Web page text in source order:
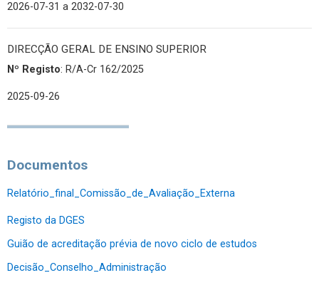
2026-07-31 a 2032-07-30
DIRECÇÃO GERAL DE ENSINO SUPERIOR
Nº Registo: R/A-Cr 162/2025
2025-09-26
Documentos
Relatório_final_Comissão_de_Avaliação_Externa
Registo da DGES
Guião de acreditação prévia de novo ciclo de estudos
Decisão_Conselho_Administração